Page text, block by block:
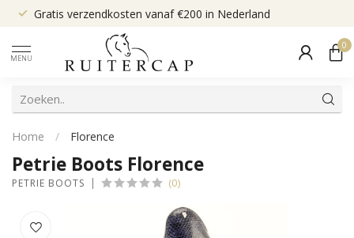
Gratis verzendkosten vanaf €200 in Nederland
MENU
0
Home / Florence
Petrie Boots Florence
PETRIE BOOTS (0)